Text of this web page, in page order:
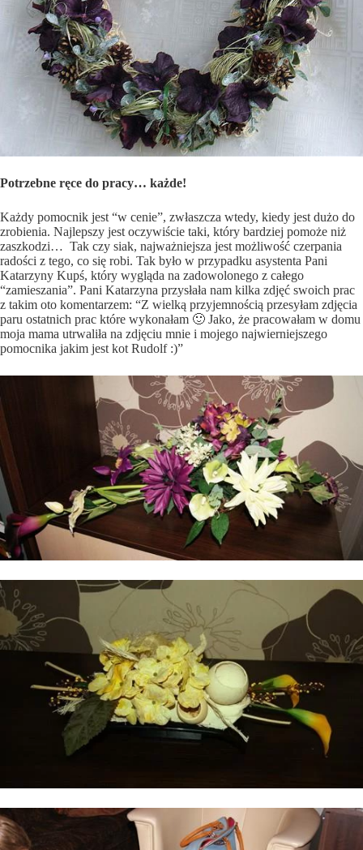
Potrzebne ręce do pracy… każde!
Każdy pomocnik jest “w cenie”, zwłaszcza wtedy, kiedy jest dużo do
zrobienia. Najlepszy jest oczywiście taki, który bardziej pomoże niż
zaszkodzi… Tak czy siak, najważniejsza jest możliwość czerpania
radości z tego, co się robi. Tak było w przypadku asystenta Pani
Katarzyny Kupś, który wygląda na zadowolonego z całego
“zamieszania”. Pani Katarzyna przysłała nam kilka zdjęć swoich prac
z takim oto komentarzem: “Z wielką przyjemnością przesyłam zdjęcia
paru ostatnich prac które wykonałam 🙂 Jako, że pracowałam w domu
moja mama utrwaliła na zdjęciu mnie i mojego najwierniejszego
pomocnika jakim jest kot Rudolf :)”